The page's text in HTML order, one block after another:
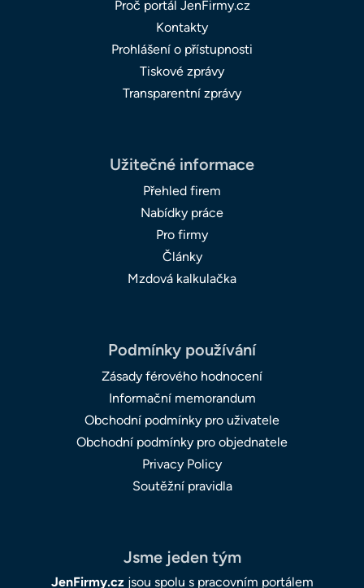
Proč portál JenFirmy.cz
Kontakty
Prohlášení o přístupnosti
Tiskové zprávy
Transparentní zprávy
Užitečné informace
Přehled firem
Nabídky práce
Pro firmy
Články
Mzdová kalkulačka
Podmínky používání
Zásady férového hodnocení
Informační memorandum
Obchodní podmínky pro uživatele
Obchodní podmínky pro objednatele
Privacy Policy
Soutěžní pravidla
Jsme jeden tým
JenFirmy.czjsou spolu s pracovním portálem